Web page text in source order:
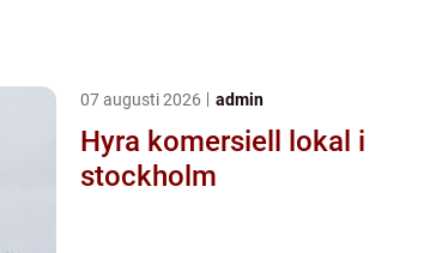
07 augusti 2026 admin
Hyra komersiell lokal i
stockholm